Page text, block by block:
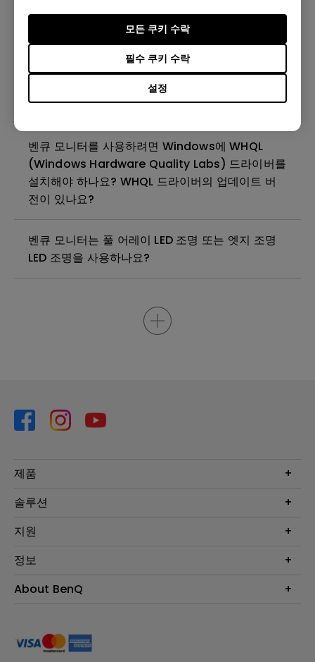
설정
필수 쿠키 수락
모든 쿠키 수락
모니터에 깜박임이 발생하는 이유는 무엇인가요?
벤큐 모니터를 청소, 소독 및 살균하는 가장 좋은 방
법은 무엇인가요?
벤큐 모니터를 사용하려면 Windows에 WHQL
(Windows Hardware Quality Labs) 드라이버를
설치해야 하나요? WHQL 드라이버의 업데이트 버
전이 있나요?
벤큐 모니터는 풀 어레이 LED 조명 또는 엣지 조명
LED 조명을 사용하나요?
제품
프로젝터
조명
솔루션
Eye-Care 모니터
e스포츠
비즈니스 디스플레이
지원
문의
서비스센터
정보
프로젝터 거리계산기
About BenQ
사회적 책임
뉴스